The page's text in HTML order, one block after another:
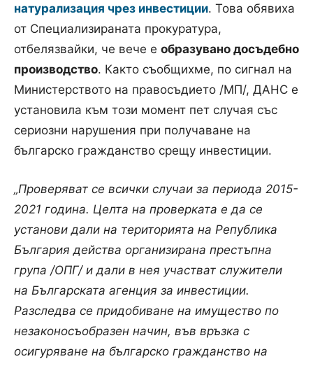
натурализация чрез инвестиции. Това обявиха
от Специализираната прокуратура,
отбелязвайки, че вече е образувано досъдебно
производство. Както съобщихме, по сигнал на
Министерството на правосъдието /МП/, ДАНС е
установила към този момент пет случая със
сериозни нарушения при получаване на
българско гражданство срещу инвестиции.
„Проверяват се всички случаи за периода 2015-
2021 година. Целта на проверката е да се
установи дали на територията на Република
България действа организирана престъпна
група /ОПГ/ и дали в нея участват служители
на Българската агенция за инвестиции.
Разследва се придобиване на имущество по
незаконосъобразен начин, във връзка с
осигуряване на българско гражданство на